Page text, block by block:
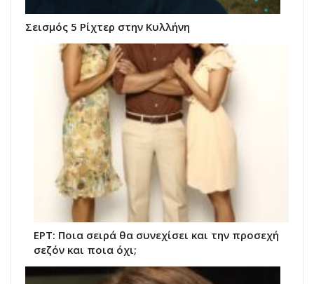
Σεισμός 5 Ρίχτερ στην Κυλλήνη
ΕΡΤ: Ποια σειρά θα συνεχίσει και την προσεχή
σεζόν και ποια όχι;